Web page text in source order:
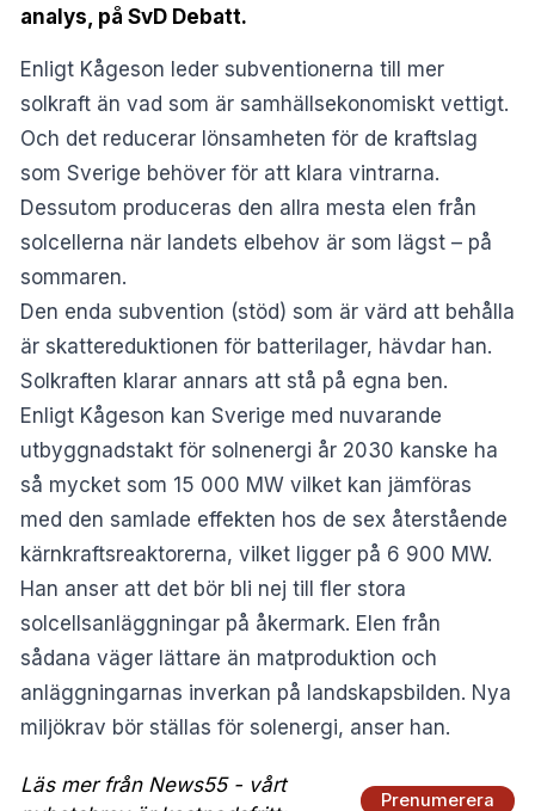
analys, på SvD Debatt.
Enligt Kågeson leder subventionerna till mer
solkraft än vad som är samhälls­ekonomiskt vettigt.
Och det reducerar lönsamheten för de kraftslag
som Sverige behöver för att klara vintrarna.
Dessutom produceras den allra mesta elen från
solcellerna när landets elbehov är som lägst – på
sommaren.
Den enda subvention (stöd) som är värd att behålla
är skattereduktionen för batterilager, hävdar han.
Solkraften klarar annars att stå på egna ben.
Enligt Kågeson kan Sverige med nuvarande
utbyggnadstakt för solnenergi år 2030 kanske ha
så mycket som 15 000 MW vilket kan jämföras
med den samlade effekten hos de sex återstående
kärnkrafts­reaktorerna, vilket ligger på 6 900 MW.
Han anser att det bör bli nej till fler stora
solcellsanläggningar på åkermark. Elen från
sådana väger lättare än matproduktion och
anläggningarnas inverkan på landskapsbilden. Nya
miljökrav bör ställas för solenergi, anser han.
Läs mer från News55 - vårt
Prenumerera